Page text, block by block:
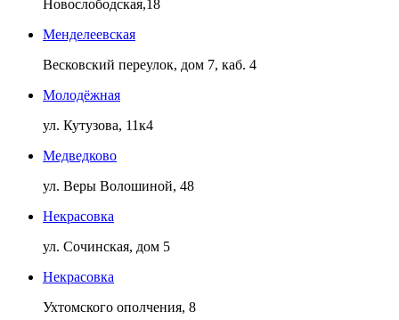
Новослободская,18
Менделеевская
Весковский переулок, дом 7, каб. 4
Молодёжная
ул. Кутузова, 11к4
Медведково
ул. Веры Волошиной, 48
Некрасовка
ул. Сочинская, дом 5
Некрасовка
Ухтомского ополчения, 8